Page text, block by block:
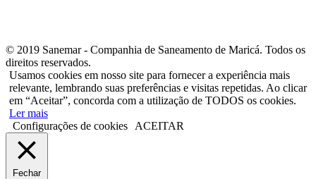
© 2019 Sanemar - Companhia de Saneamento de Maricá. Todos os
direitos reservados.
Usamos cookies em nosso site para fornecer a experiência mais
relevante, lembrando suas preferências e visitas repetidas. Ao clicar
em “Aceitar”, concorda com a utilização de TODOS os cookies.
Ler mais
Configurações de cookies
ACEITAR
Fechar